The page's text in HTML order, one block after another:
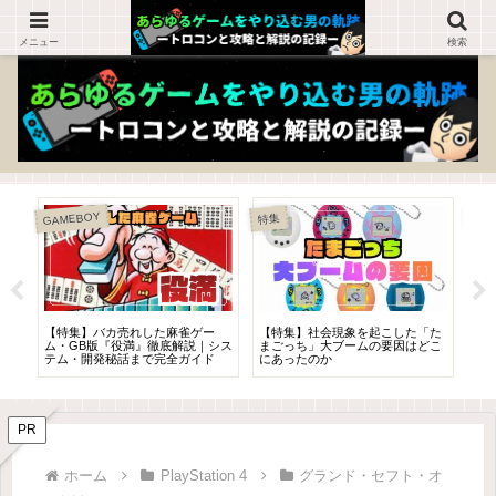
ゲームを知らない人でも楽しめるブログ！
GAMEBOY
【特集】バカ売れした麻雀ゲー
ム・GB版『役満』徹底解説｜シス
テム・開発秘話まで完全ガイド
特集
【特集】社会現象を起こした「た
まごっち」大ブームの要因はどこ
にあったのか
PR
ホーム PlayStation 4
グランド・セフト・オ
メニュー 検索